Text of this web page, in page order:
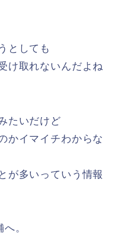
としても
け取れないんだよね
たいだけど
かイマイチわからな
が多いっていう情報
。